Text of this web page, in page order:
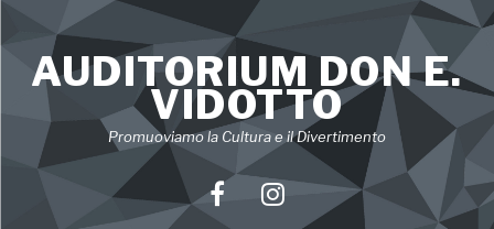
contentAUDITORIUM DON E.
VIDOTTO
Promuoviamo la Cultura e il Divertimento
FacebookInstagram